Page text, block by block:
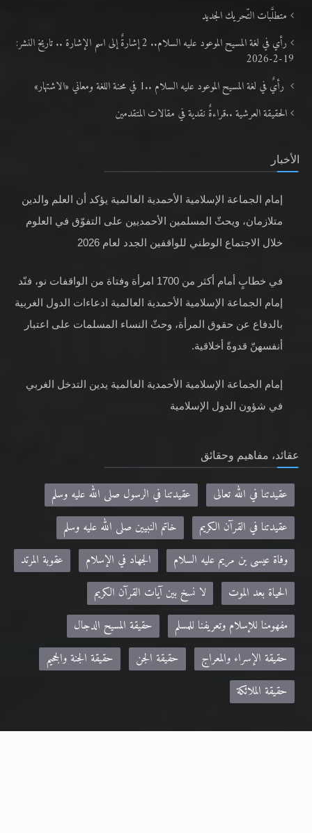
متطلَّبات التّحريك الجديد
رأي في لغة المسيح الموعود عليه السلام.. 2 إشارةٌ إلى اسم الإشارة .. تاريخ النشر:
19-2-2026
رأيٌ في لغة المسيح الموعود عليه السلام ..1 في محنة اللغة ومعاني «الاشتهار»
الحقيقة العرشية ..قراءةٌ نقدية في مقالات المتقدمين
الأخبار
إمام الجماعة الإسلامية الأحمدية العالمية يؤكد أن العلم والدين
متلازمان، ويحثّ المسلمين الأحمديين على التفوّق في العلوم
خلال الاجتماع الوطني للواقفين الجدد لعام 2026
في خطابٍ أمام أكثر من 1700 امرأة وفتاة من الواقفات نو، فنّد
إمام الجماعة الإسلامية الأحمدية العالمية ادعاءات الدول الغربية
بالدفاع عن حقوق المرأة، وحثّ النساء المسلمات على اعتبار
أنفسهنّ قدوةً أخلاقية.
إمام الجماعة الإسلامية الأحمدية العالمية يدين التدخل الغربي
في شؤون الدول الإسلامية
عقائد، مفاهيم وحقائق
عقيدتنا في الله تعالى
عقيدتنا في الرسول صلى الله عليه وسلم
عقيدتنا في القرآن الكريم
خاتم النبيين صلى الله عليه وسلم
وفاة عيسى بن مريم عليه السلام
الجهاد في الإسلام
عقوبة المرتد
الحياة بعد الموت
لا نسخ بين آيات القرآن الكريم
مفهومنا للإسلام وتعريفنا للمسلم
حقيقة المسيح الدجال
حقيقة الإسراء والمعراج
حقيقة الجن
حقيقة الجنة والجحيم
حقيقة الملائكة